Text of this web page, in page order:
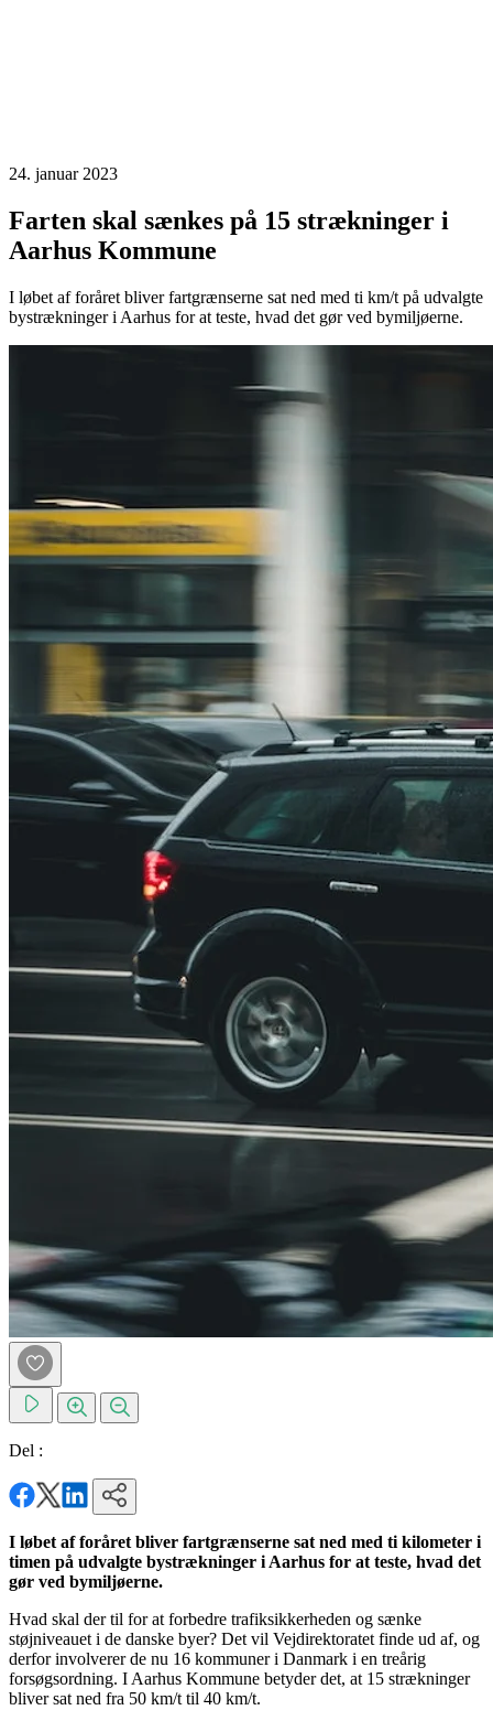
24. januar 2023
Farten skal sænkes på 15 strækninger i
Aarhus Kommune
I løbet af foråret bliver fartgrænserne sat ned med ti km/t på udvalgte
bystrækninger i Aarhus for at teste, hvad det gør ved bymiljøerne.
Del :
I løbet af foråret bliver fartgrænserne sat ned med ti kilometer i
timen på udvalgte bystrækninger i Aarhus for at teste, hvad det
gør ved bymiljøerne.
Hvad skal der til for at forbedre trafiksikkerheden og sænke
støjniveauet i de danske byer? Det vil Vejdirektoratet finde ud af, og
derfor involverer de nu 16 kommuner i Danmark i en treårig
forsøgsordning. I Aarhus Kommune betyder det, at 15 strækninger
bliver sat ned fra 50 km/t til 40 km/t.